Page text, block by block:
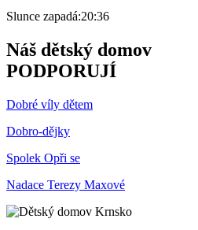
Slunce zapadá:20:36
Náš dětský domov
PODPORUJÍ
Dobré víly dětem
Dobro-dějky
Spolek Opři se
Nadace Terezy Maxové